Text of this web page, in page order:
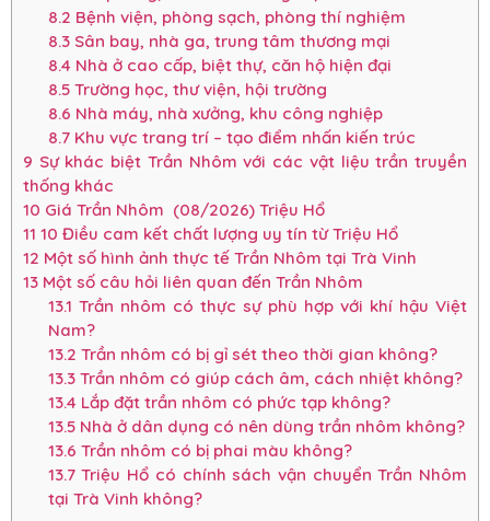
8.2 Bệnh viện, phòng sạch, phòng thí nghiệm
8.3Sân bay, nhà ga, trung tâm thương mại
8.4 Nhà ở cao cấp, biệt thự, căn hộ hiện đại
8.5Trường học, thư viện, hội trường
8.6 Nhà máy, nhà xưởng, khu công nghiệp
8.7Khu vực trang trí – tạo điểm nhấn kiến trúc
9 Sự khác biệt Trần Nhôm với các vật liệu trần truyền
thống khác
10 Giá Trần Nhôm (08/2026) Triệu Hổ
11 10 Điều cam kết chất lượng uy tín từ Triệu Hổ
12 Một số hình ảnh thực tế Trần Nhôm tại Trà Vinh
13 Một số câu hỏi liên quan đến Trần Nhôm
13.1 Trần nhôm có thực sự phù hợp với khí hậu Việt
Nam?
13.2 Trần nhôm có bị gỉ sét theo thời gian không?
13.3Trần nhôm có giúp cách âm, cách nhiệt không?
13.4 Lắp đặt trần nhôm có phức tạp không?
13.5Nhà ở dân dụng có nên dùng trần nhôm không?
13.6 Trần nhôm có bị phai màu không?
13.7Triệu Hổ có chính sách vận chuyển Trần Nhôm
tại Trà Vinh không?